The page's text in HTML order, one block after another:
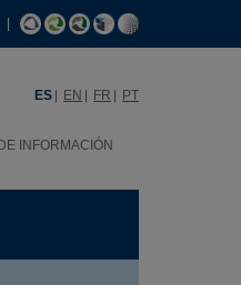
ES EN FR PT
INFORMACIÓN